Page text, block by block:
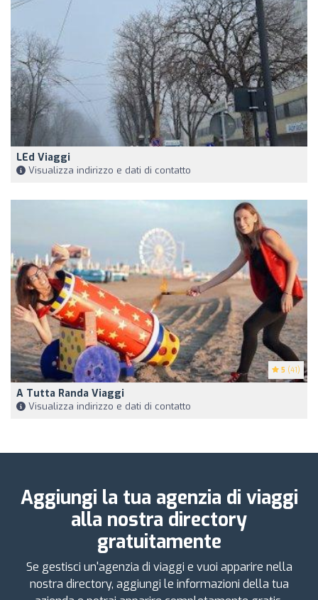
LEd Viaggi
Visualizza indirizzo e dati di contatto
5 (41)
A Tutta Randa Viaggi
Visualizza indirizzo e dati di contatto
Aggiungi la tua agenzia di viaggi
alla nostra directory
gratuitamente
Se gestisci un'agenzia di viaggi e vuoi apparire nella
nostra directory, aggiungi le informazioni della tua